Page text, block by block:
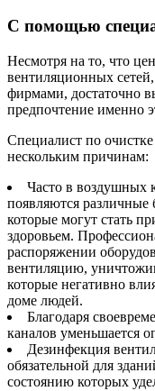
С помощью
Несмотря на то, что
вентиляционных
фирмами, достаточно
предпочтение именно
Специалист по
нескольким причинам:
Часто в воздушных
появляются
которые могут стать
здоровьем.
распоряжении
вентиляцию,
которые негативно
доме людей.
Благодаря
каналов уменьшается
Дезинфекция
обязательной для
состоянию которых